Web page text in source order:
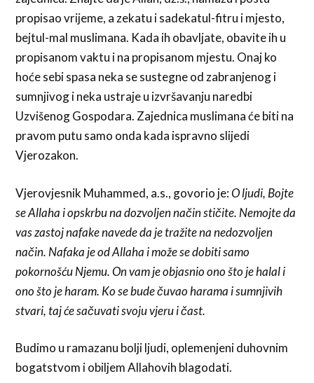
propisao vrijeme, a zekatu i sadekatul-fitru i mjesto,
bejtul-mal muslimana. Kada ih obavljate, obavite ih u
propisanom vaktu i na propisanom mjestu. Onaj ko
hoće sebi spasa neka se sustegne od zabranjenog i
sumnjivog i neka ustraje u izvršavanju naredbi
Uzvišenog Gospodara. Zajednica muslimana će biti na
pravom putu samo onda kada ispravno slijedi
Vjerozakon.
Vjerovjesnik Muhammed, a.s., govorio je:O ljudi, Bojte
se Allaha i opskrbu na dozvoljen način stičite. Nemojte da
vas zastoj nafake navede da je tražite na nedozvoljen
način. Nafaka je od Allaha i može se dobiti samo
pokornošću Njemu. On vam je objasnio ono što je halal i
ono što je haram. Ko se bude čuvao harama i sumnjivih
stvari, taj će sačuvati svoju vjeru i čast.
Budimo u ramazanu bolji ljudi, oplemenjeni duhovnim
bogatstvom i obiljem Allahovih blagodati.